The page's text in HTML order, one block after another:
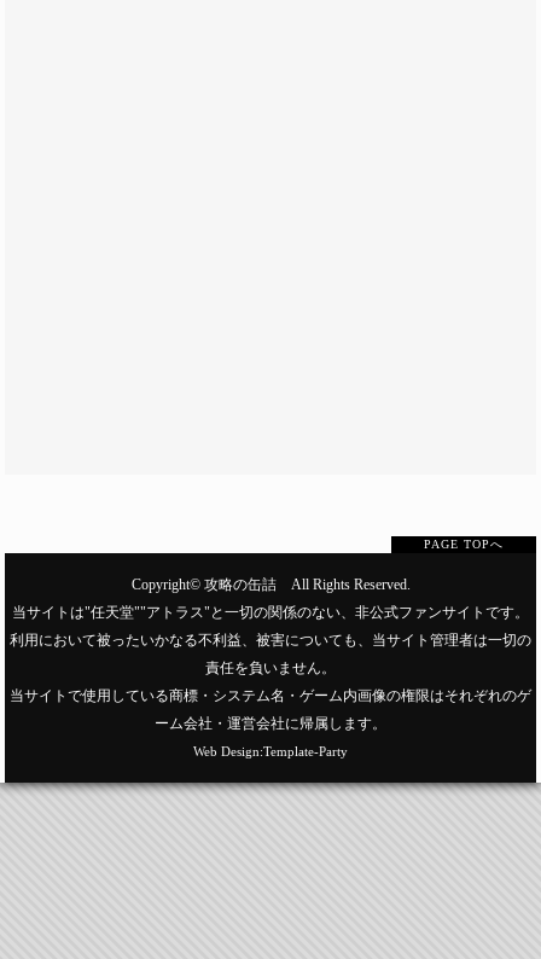
PAGE TOPへ
Copyright© 攻略の缶詰All Rights Reserved.
当サイトは"任天堂""アトラス"と一切の関係のない、非公式ファンサイトです。
利用において被ったいかなる不利益、被害についても、当サイト管理者は一切の
責任を負いません。
当サイトで使用している商標・システム名・ゲーム内画像の権限はそれぞれのゲ
ーム会社・運営会社に帰属します。
Web Design:Template-Party